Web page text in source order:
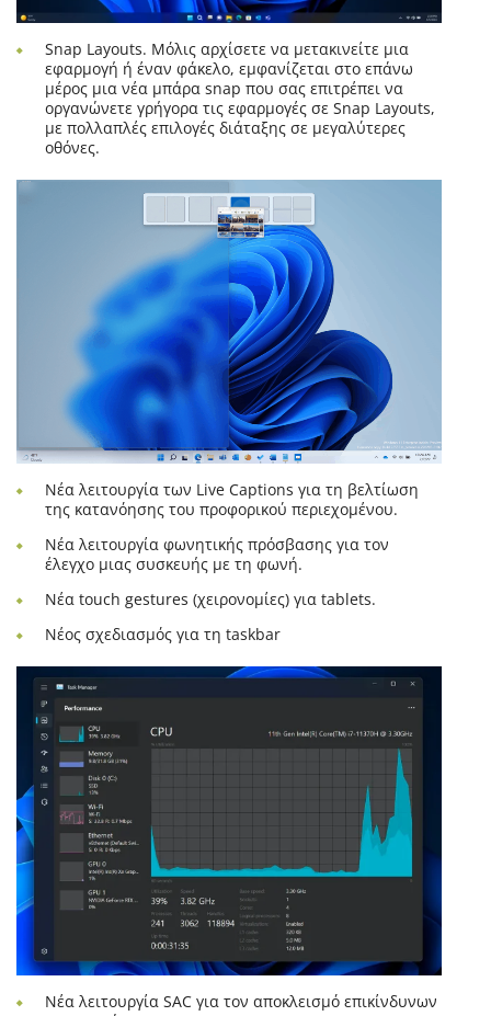
Snap Layouts. Μόλις αρχίσετε να μετακινείτε μια
εφαρμογή ή έναν φάκελο, εμφανίζεται στο επάνω
μέρος μια νέα μπάρα snap που σας επιτρέπει να
οργανώνετε γρήγορα τις εφαρμογές σε Snap Layouts,
με πολλαπλές επιλογές διάταξης σε μεγαλύτερες
οθόνες.
Νέα λειτουργία των Live Captions για τη βελτίωση
της κατανόησης του προφορικού περιεχομένου.
Νέα λειτουργία φωνητικής πρόσβασης για τον
έλεγχο μιας συσκευής με τη φωνή.
Νέα touch gestures (χειρονομίες) για tablets.
Νέος σχεδιασμός για τη taskbar
Νέα λειτουργία SAC για τον αποκλεισμό επικίνδυνων